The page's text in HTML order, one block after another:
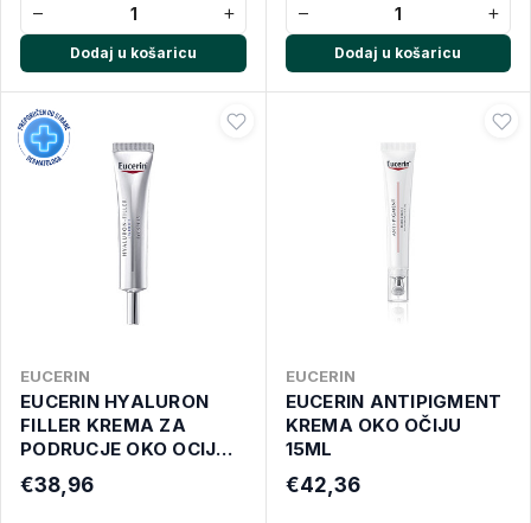
− +
Dodaj u košaricu
− +
Dodaj u košaricu
EUCERIN
EUCERIN HYALURON
FILLER KREMA ZA
PODRUCJE OKO OCIJU
15ML NOVO
€38,96
EUCERIN
EUCERIN ANTIPIGMENT
KREMA OKO OČIJU
15ML
€42,36